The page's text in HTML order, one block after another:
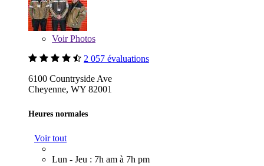
VoirPhotos
2 057 évaluations
6100 Countryside Ave
Cheyenne, WY 82001
Heures normales
Voir tout
Lun - Jeu : 7h am à 7h pm